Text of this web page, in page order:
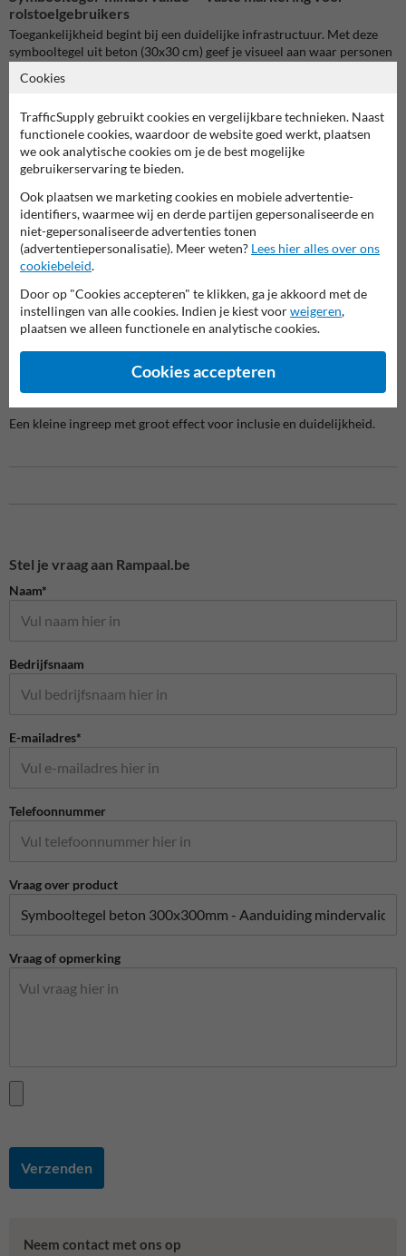
rolstoelgebruikers
Toegankelijkheid begint bij een duidelijke infrastructuur. Met deze
symbooltegel uit beton (30x30 cm) geef je visueel aan waar personen
wit rolstoelsymbool op een grijze achtergrond is onmiddellijk
Voorzie vaste herkenbaarheid zonder extra signalisatie
De tegel wordt ingelegd in de verharding van parkeervakken of
toegangen. Dankzij de UV-bestendige en slijtvaste opdruk blijft het
symbool goed zichtbaar, ook bij regen, vuil of intensief gebruik. Zo
zorg je voor blijvende herkenbaarheid van je
mindervalideninfrastructuur.
Toepassingsmogelijkheden
Parkeerplaatsen voor rolstoelgebruikers
Toegangen tot openbare gebouwen
Ziekenhuizen en zorginstellingen
Winkelcentra en horecazones
Bedrijventerreinen met aangepaste infrastructuur
Een kleine ingreep met groot effect voor inclusie en duidelijkheid.
Stel je vraag aan Rampaal.be
Naam*
Bedrijfsnaam
E-mailadres*
Telefoonnummer
Vraag over product
Vraag of opmerking
Verzenden
Neem contact met ons op
Cookies
TrafficSupply gebruikt cookies en vergelijkbare technieken. Naast
functionele cookies, waardoor de website goed werkt, plaatsen
we ook analytische cookies om je de best mogelijke
gebruikerservaring te bieden.
Ook plaatsen we marketing cookies en mobiele advertentie-
identifiers, waarmee wij en derde partijen gepersonaliseerde en
niet-gepersonaliseerde advertenties tonen
(advertentiepersonalisatie). Meer weten? Lees hier alles over ons
cookiebeleid.
Door op "Cookies accepteren" te klikken, ga je akkoord met de
instellingen van alle cookies. Indien je kiest voorweigeren,
plaatsen we alleen functionele en analytische cookies.
Cookies accepteren